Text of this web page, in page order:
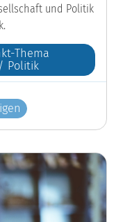
und Politik
Thema
Politik